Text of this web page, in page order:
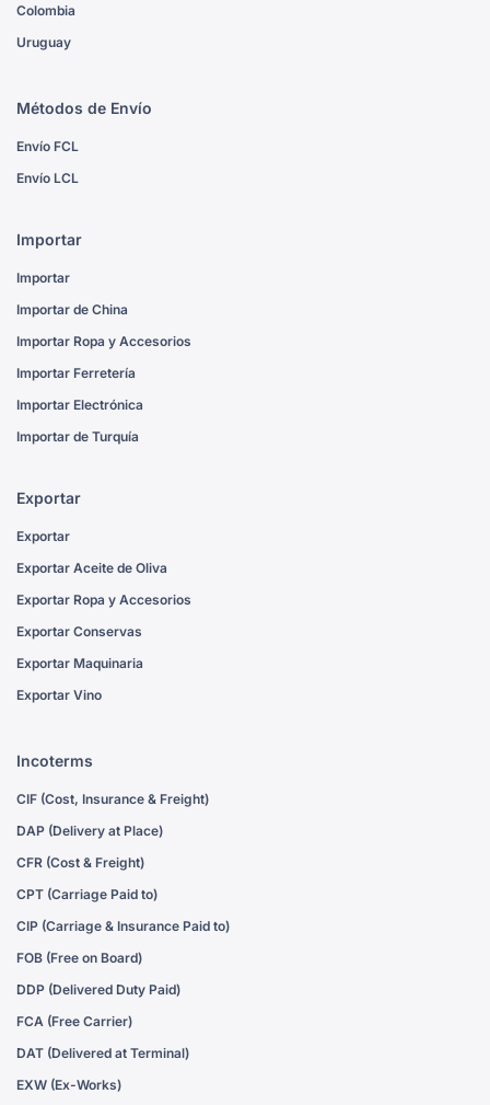
Colombia
Uruguay
Métodos de Envío
Envío FCL
Envío LCL
Importar
Importar
Importar de China
Importar Ropa y Accesorios
Importar Ferretería
Importar Electrónica
Importar de Turquía
Exportar
Exportar
Exportar Aceite de Oliva
Exportar Ropa y Accesorios
Exportar Conservas
Exportar Maquinaria
Exportar Vino
Incoterms
CIF (Cost, Insurance & Freight)
DAP (Delivery at Place)
CFR (Cost & Freight)
CPT (Carriage Paid to)
CIP (Carriage & Insurance Paid to)
FOB (Free on Board)
DDP (Delivered Duty Paid)
FCA (Free Carrier)
DAT (Delivered at Terminal)
EXW (Ex-Works)